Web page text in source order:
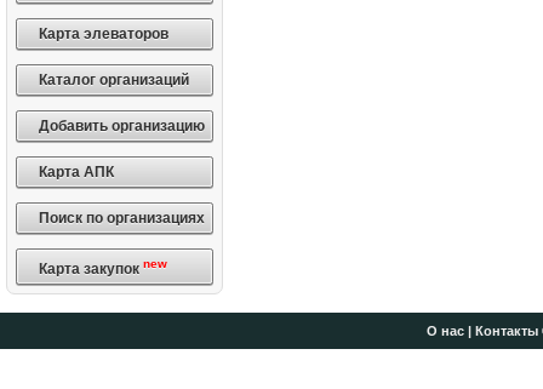
Карта элеваторов
Каталог организаций
Добавить организацию
Карта АПК
Поиск по организациях
Карта закупок new
О нас| Контакты